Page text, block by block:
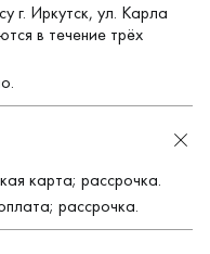
г. Иркутск, ул. Карла
в течение трёх
карта; рассрочка.
рассрочка.